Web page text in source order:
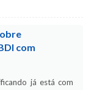
com
já está com